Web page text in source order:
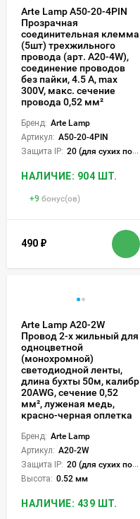
Arte Lamp A50-20-4PIN
Прозрачная
соединительная клемма
(5шт) трехжильного
провода (арт. A20-4W),
соединение проводов
без пайки, 4.5 А, max
300V, макс. сечение
провода 0,52 мм²
Бренд: Arte Lamp
Артикул: A50-20-4PIN
Защита IP: 20 (для сухих пом.)
НАЛИЧИЕ: 904 ШТ.
+9 бонус(ов)
490 ₽
Arte Lamp A20-2W
Провод 2-х жильный для
одноцветной
(монохромной)
светодиодной ленты,
длина бухты 50м, калибр
20AWG, сечение 0,52
мм², луженая медь,
красно-черная оплетка
Бренд: Arte Lamp
Артикул: A20-2W
Защита IP: 20 (для сухих пом.)
Высота: 0.52 мм
НАЛИЧИЕ: 439 ШТ.